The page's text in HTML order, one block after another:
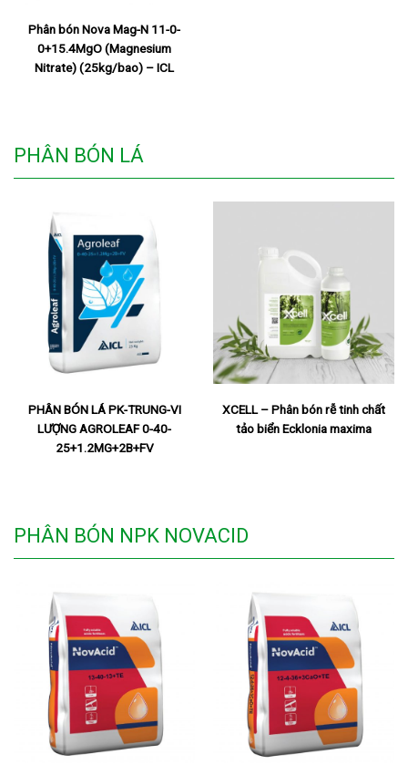
Phân bón Nova Mag-N 11-0-
0+15.4MgO (Magnesium
Nitrate) (25kg/bao) – ICL
PHÂN BÓN LÁ
PHÂN BÓN LÁ PK-TRUNG-VI
LƯỢNG AGROLEAF 0-40-
25+1.2MG+2B+FV
XCELL – Phân bón rễ tinh chất
tảo biển Ecklonia maxima
PHÂN BÓN NPK NOVACID